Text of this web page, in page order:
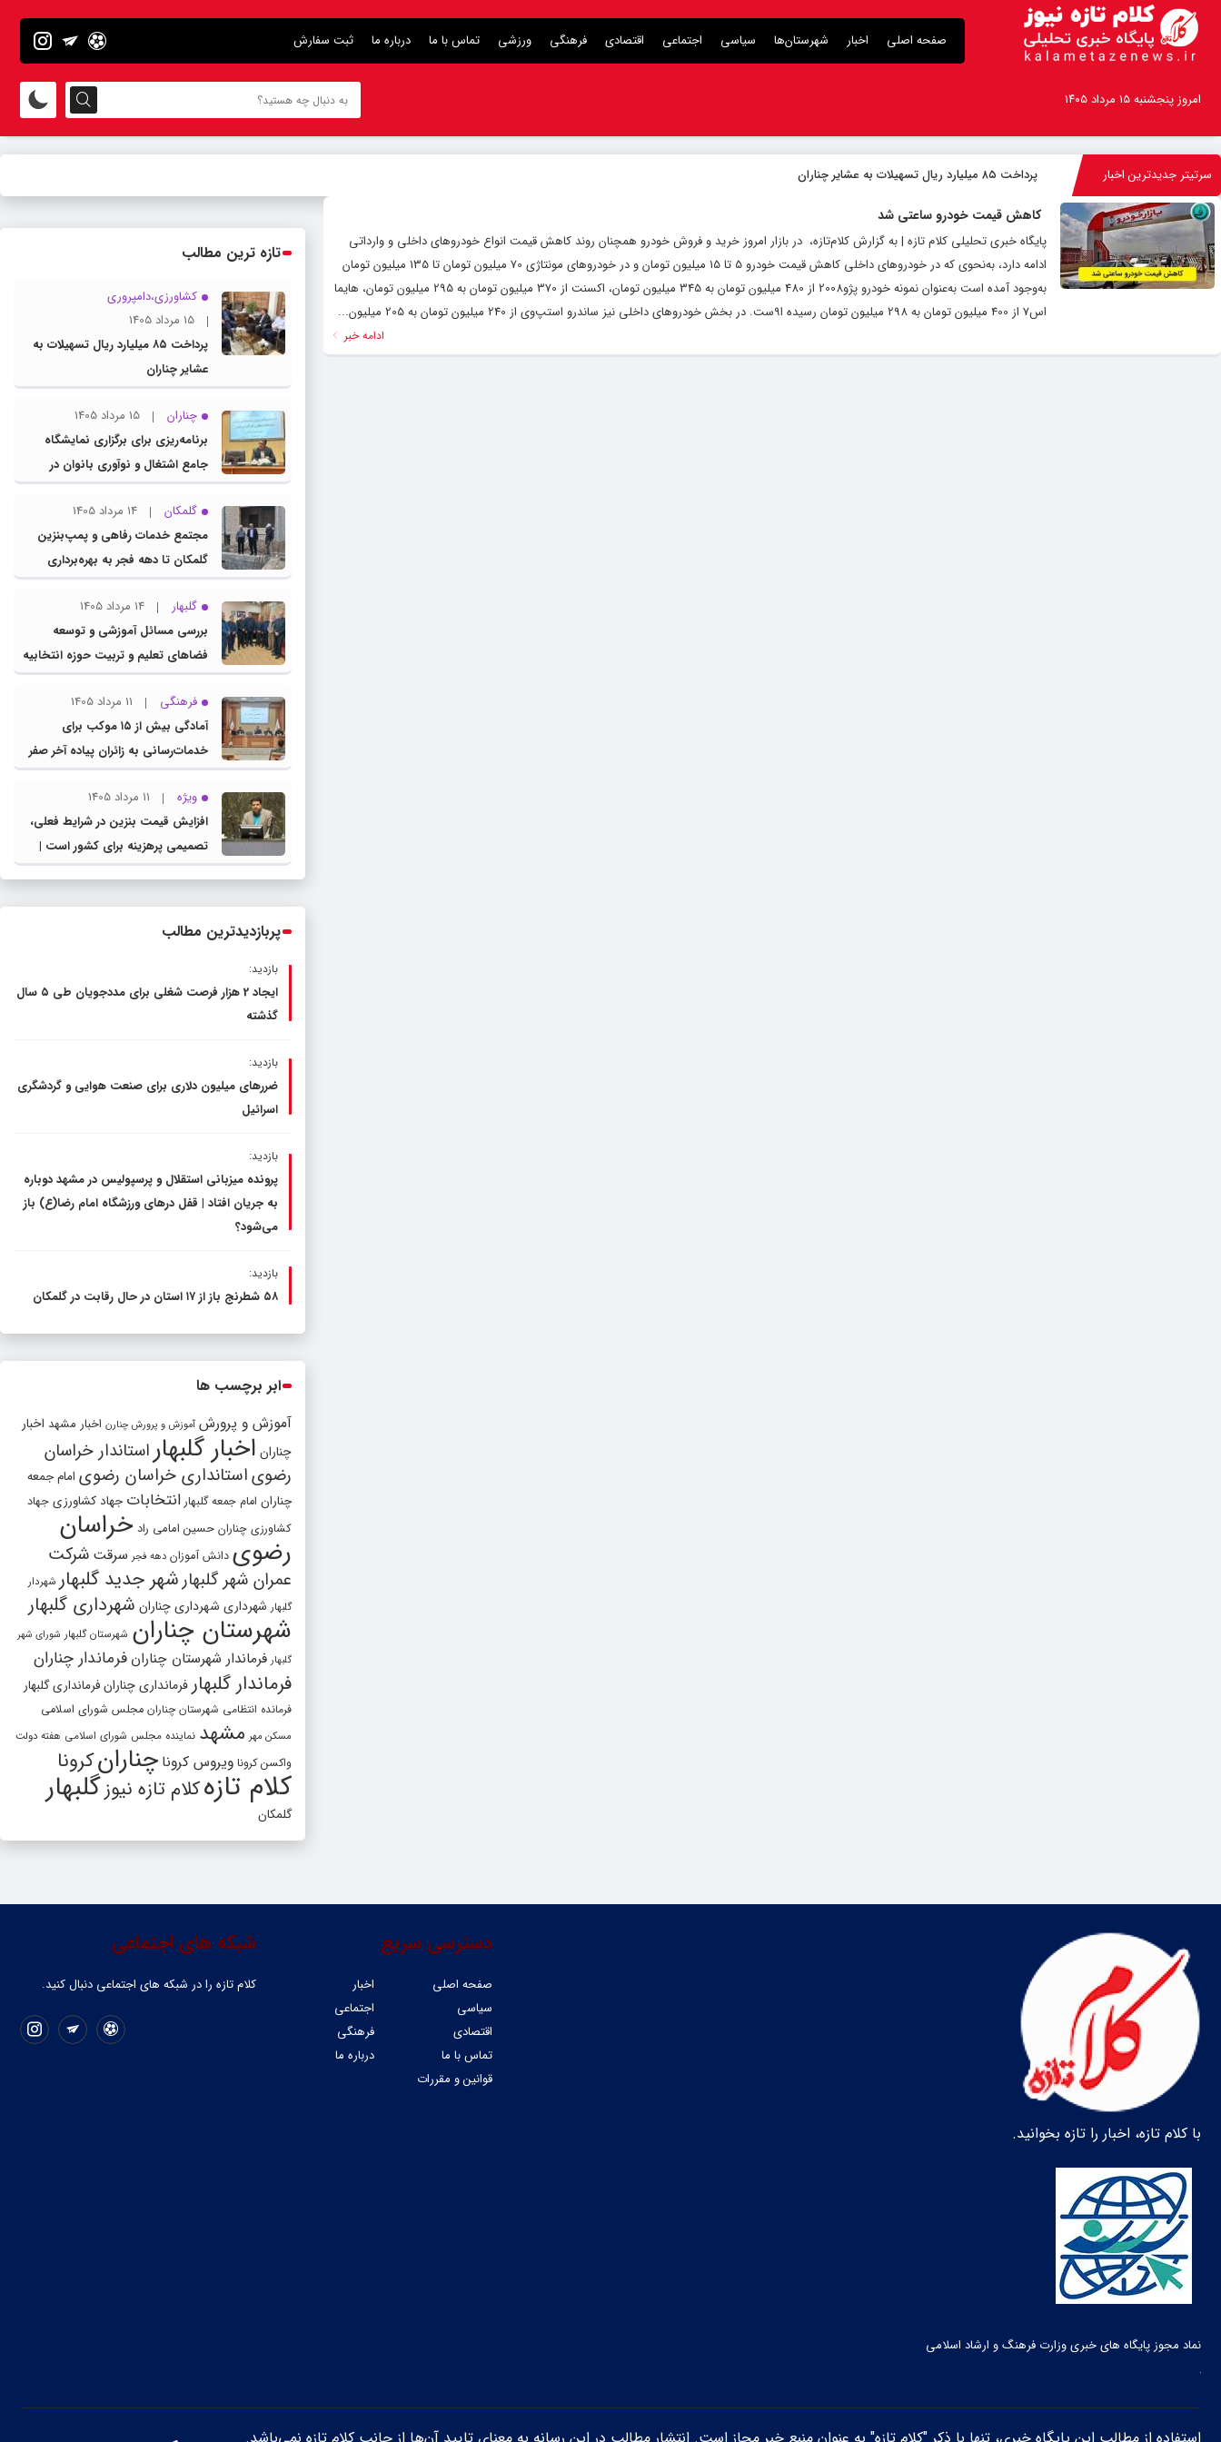
صفحه اصلی اخبار شهرستان‌ها سیاسی اجتماعی اقتصادی فرهنگی ورزشی تماس با ما درباره ما ثبت سفارش
امروز پنجشنبه ۱۵ مرداد ۱۴۰۵
سرتیتر جدیدترین اخبار پرداخت ۸۵ میلیارد ریال تسهیلات به عشایر چناران
کاهش قیمت خودرو ساعتی شد
پایگاه خبری تحلیلی کلام تازه | به گزارش کلام‌تازه، در بازار امروز خرید و فروش خودرو همچنان روند کاهش قیمت‌ انواع خودروهای داخلی و وارداتی
ادامه دارد، به‌نحوی که در خودروهای داخلی کاهش قیمت‌ خودرو 5 تا 15 میلیون تومان و در خودروهای مونتاژی 70 میلیون تومان تا 135 میلیون تومان
به‌وجود آمده است به‌عنوان نمونه خودرو پژو2008 از 480 میلیون تومان به 345 میلیون تومان، اکسنت از 370 میلیون تومان به 295 میلیون تومان، هایما
اس7 از 400 میلیون تومان به 298 میلیون تومان رسیده ا۹ست. در بخش خودروهای داخلی نیز ساندرو استپ‌وی از 240 میلیون تومان به 205 میلیون...
ادامه خبر
تازه ترین مطالب
کشاورزی،دامپروری
15 مرداد 1405
پرداخت ۸۵ میلیارد ریال تسهیلات به
عشایر چناران
چناران
15 مرداد 1405
برنامه‌ریزی برای برگزاری نمایشگاه
جامع اشتغال و نوآوری بانوان در
چناران
گلمکان
14 مرداد 1405
مجتمع خدمات رفاهی و پمپ‌بنزین
گلمکان تا دهه فجر به بهره‌برداری
می‌رسد
گلبهار
14 مرداد 1405
بررسی مسائل آموزشی و توسعه
فضاهای تعلیم و تربیت حوزه انتخابیه
در نشست مشترک عضو کمیسیون
آموزش مجلس با مدیرکل آموزش و
پرورش خراسان رضوی
فرهنگی
11 مرداد 1405
آمادگی بیش از ۱۵ موکب برای
خدمات‌رسانی به زائران پیاده آخر صفر
در شهرستان چناران
ویژه
11 مرداد 1405
افزایش قیمت بنزین در شرایط فعلی،
تصمیمی پرهزینه برای کشور است |
دولت، قاچاق سوخت و عوامل اصلی
پربازدیدترین مطالب
بازدید:
ایجاد 2 هزار فرصت شغلی برای مددجویان طی ۵ سال
گذشته
بازدید:
ضررهای میلیون دلاری برای صنعت هوایی و گردشگری
اسرائیل
بازدید:
پرونده میزبانی استقلال و پرسپولیس در مشهد دوباره
به جریان افتاد | قفل در‌های ورزشگاه امام رضا(ع) باز
می‌شود؟
بازدید:
۵۸ شطرنج‌ باز از ۱۷ استان در حال رقابت در گلمکان
ابر برچسب ها
آموزش و پرورش آموزش و پرورش چنارن اخبار مشهد اخبار
چناران اخبار گلبهار استاندار خراسان
رضویاستانداری خراسان رضوی امام جمعه
چناران امام جمعه گلبهار انتخابات جهاد کشاورزی جهاد
کشاورزی چناران حسین امامی راد خراسان
رضوی دانش آموزان دهه فجر سرقت شرکت
عمران شهر گلبهارشهر جدید گلبهار شهردار
گلبهار شهرداری شهرداری چناران شهرداری گلبهار
شهرستان چناران شهرستان گلبهار شورای شهر
گلبهار فرماندار شهرستان چناران فرماندار چناران
فرماندار گلبهار فرمانداری چنارانفرمانداری گلبهار
فرمانده انتظامی شهرستان چناران مجلس شورای اسلامی
مسکن مهر مشهد نماینده مجلس شورای اسلامی هفته دولت
واکسن کرونا ویروس کرونا چنارانکرونا
کلام تازهکلام تازه نیوزگلبهار
گلمکان
با کلام تازه، اخبار را تازه بخوانید.
نماد مجوز پایگاه های خبری وزارت فرهنگ و ارشاد اسلامی
شبکه های اجتماعی
کلام تازه را در شبکه ‌های اجتماعی دنبال کنید.
دسترسی سریع
صفحه اصلی
اخبار
سیاسی
اجتماعی
اقتصادی
فرهنگی
تماس با ما
درباره ما
قوانین و مقررات